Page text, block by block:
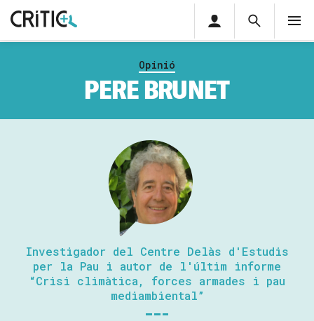
Cerca
Cerca
privada
Opinió
PERE BRUNET
Investigador del Centre Delàs d'Estudis
per la Pau i autor de l'últim informe
“Crisi climàtica, forces armades i pau
mediambiental”